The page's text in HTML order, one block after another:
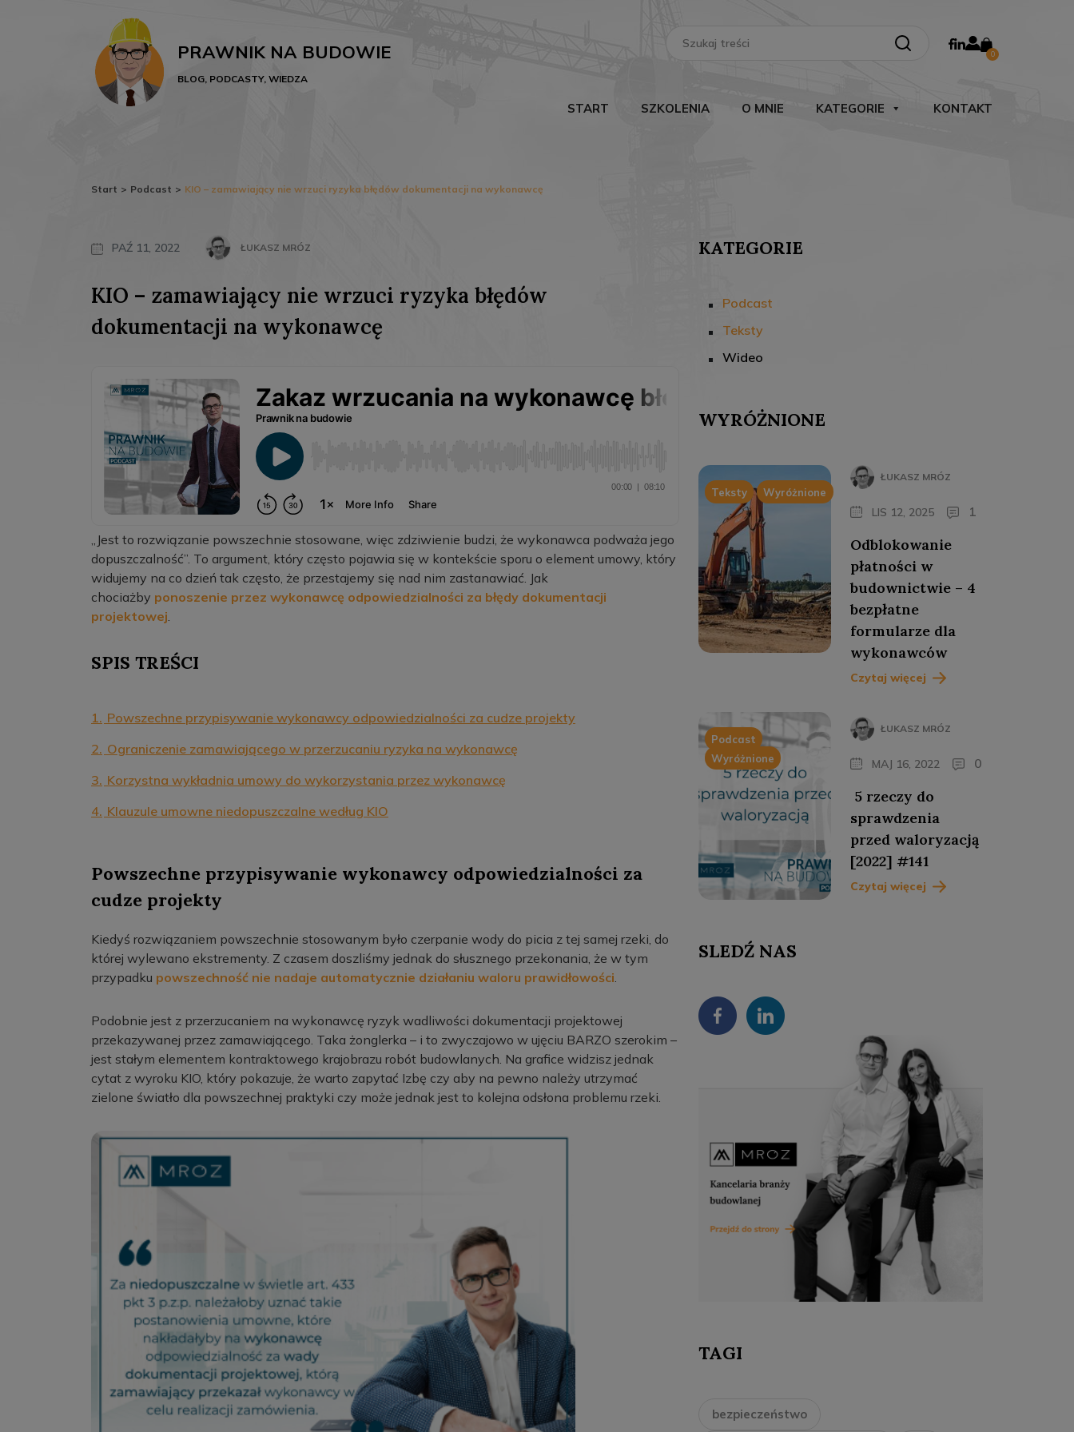
PRAWNIK NA BUDOWIE
BLOG, PODCASTY, WIEDZA
for:
0
START SZKOLENIA O MNIE KATEGORIE KONTAKT
Start > Podcast > KIO – zamawiający nie wrzuci ryzyka błędów dokumentacji na wykonawcę
PAŹ 11, 2022 ŁUKASZ MRÓZ
KIO – zamawiający nie wrzuci ryzyka błędów
dokumentacji na wykonawcę
„Jest to rozwiązanie powszechnie stosowane, więc zdziwienie budzi, że wykonawca podważa jego
dopuszczalność”. To argument, który często pojawia się w kontekście sporu o element umowy, który
widujemy na co dzień tak często, że przestajemy się nad nim zastanawiać. Jak
chociażby ponoszenie przez wykonawcę odpowiedzialności za błędy dokumentacji
projektowej.
SPIS TREŚCI
1. Powszechne przypisywanie wykonawcy odpowiedzialności za cudze projekty
2. Ograniczenie zamawiającego w przerzucaniu ryzyka na wykonawcę
3. Korzystna wykładnia umowy do wykorzystania przez wykonawcę
4. Klauzule umowne niedopuszczalne według KIO
Powszechne przypisywanie wykonawcy odpowiedzialności za
cudze projekty
Kiedyś rozwiązaniem powszechnie stosowanym było czerpanie wody do picia z tej samej rzeki, do
której wylewano ekstrementy. Z czasem doszliśmy jednak do słusznego przekonania, że w tym
przypadku powszechność nie nadaje automatycznie działaniu waloru prawidłowości.
Podobnie jest z przerzucaniem na wykonawcę ryzyk wadliwości dokumentacji projektowej
przekazywanej przez zamawiającego. Taka żonglerka – i to zwyczajowo w ujęciu BARZO szerokim –
jest stałym elementem kontraktowego krajobrazu robót budowlanych. Na grafice widzisz jednak
cytat z wyroku KIO, który pokazuje, że warto zapytać Izbę czy aby na pewno należy utrzymać
zielone światło dla powszechnej praktyki czy może jednak jest to kolejna odsłona problemu rzeki.
KATEGORIE
Podcast
Teksty
Wideo
WYRÓŻNIONE
Teksty Wyróżnione
ŁUKASZ MRÓZ
LIS 12, 2025 1
Odblokowanie
płatności w
budownictwie – 4
bezpłatne
formularze dla
wykonawców
Czytaj więcej
Podcast
Wyróżnione
ŁUKASZ MRÓZ
MAJ 16, 2022 0
5 rzeczy do
sprawdzenia
przed waloryzacją
[2022] #141
Czytaj więcej
SLEDŹ NAS
TAGI
bezpieczeństwo